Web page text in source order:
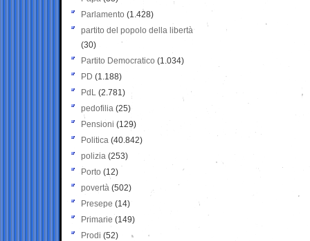
Parlamento (1.428)
partito del popolo della libertà
(30)
Partito Democratico (1.034)
PD (1.188)
PdL (2.781)
pedofilia (25)
Pensioni (129)
Politica (40.842)
polizia (253)
Porto (12)
povertà (502)
Presepe (14)
Primarie (149)
Prodi (52)